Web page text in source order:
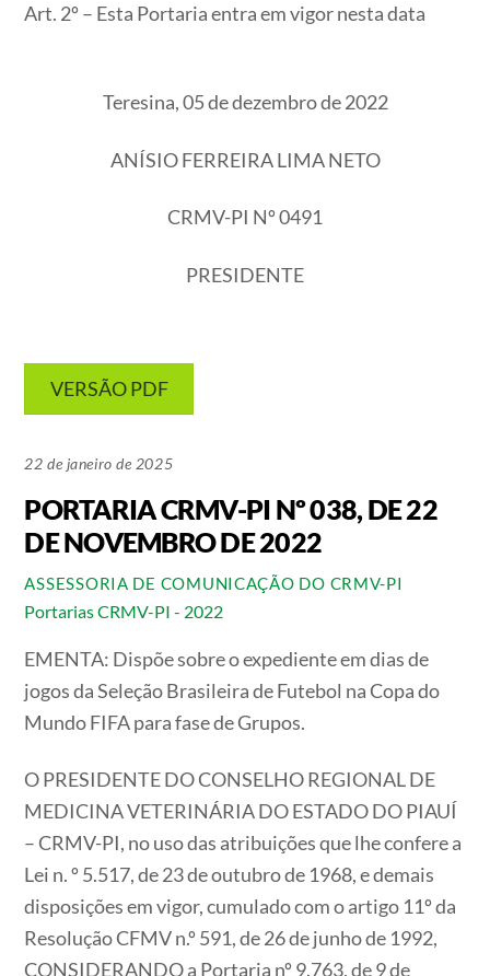
Art. 2º – Esta Portaria entra em vigor nesta data
Teresina, 05 de dezembro de 2022
ANÍSIO FERREIRA LIMA NETO
CRMV-PI Nº 0491
PRESIDENTE
VERSÃO PDF
22 de janeiro de 2025
PORTARIA CRMV-PI Nº 038, DE 22
DE NOVEMBRO DE 2022
ASSESSORIA DE COMUNICAÇÃO DO CRMV-PI
Portarias CRMV-PI - 2022
EMENTA: Dispõe sobre o expediente em dias de
jogos da Seleção Brasileira de Futebol na Copa do
Mundo FIFA para fase de Grupos.
O PRESIDENTE DO CONSELHO REGIONAL DE
MEDICINA VETERINÁRIA DO ESTADO DO PIAUÍ
– CRMV-PI, no uso das atribuições que lhe confere a
Lei n. º 5.517, de 23 de outubro de 1968, e demais
disposições em vigor, cumulado com o artigo 11º da
Resolução CFMV n.º 591, de 26 de junho de 1992,
CONSIDERANDOa Portaria nº 9.763, de 9 de